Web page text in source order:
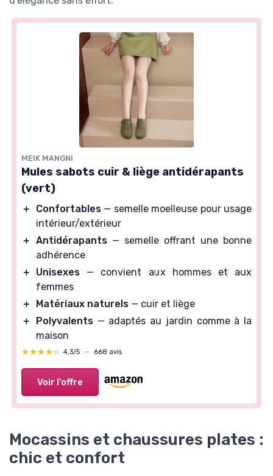
MEIK MANGNI
Mules sabots cuir & liège antidérapants
(vert)
＋ Confortables — semelle moelleuse pour usage
intérieur/extérieur
＋ Antidérapants — semelle offrant une bonne
adhérence
＋
Unisexes — convient aux hommes et aux
femmes
＋
Matériaux naturels — cuir et liège
＋
Polyvalents — adaptés au jardin comme à la
maison
★★★★★
★★★★★ 4,3/5 — 668 avis
Voir l'offre
Mocassins et chaussures plates :
chic et confort